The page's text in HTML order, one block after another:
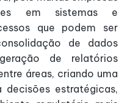
em sistemas e
que podem ser
de dados
de relatórios
áreas, criando uma
decisões estratégicas,